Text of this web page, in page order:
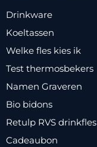
Drinkware
Koeltassen
Welke fles kies ik
Test thermosbekers
Namen Graveren
Bio bidons
Retulp RVS drinkfles
Cadeaubon